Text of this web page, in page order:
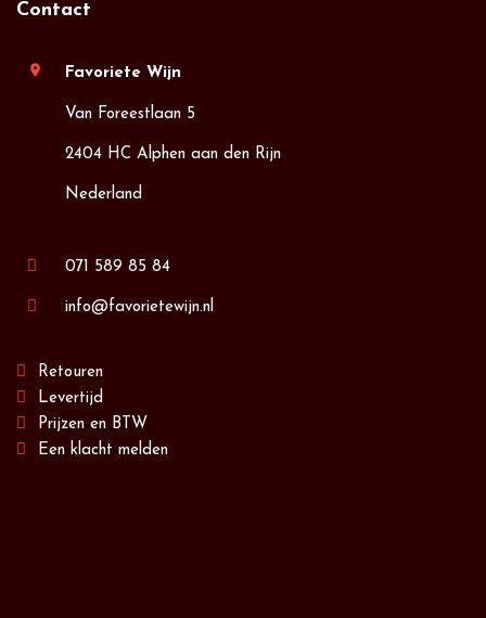
Contact
location_on Favoriete Wijn
Van Foreestlaan 5
2404 HC Alphen aan den Rijn
Nederland
071 589 85 84
info@favorietewijn.nl
Retouren
Levertijd
Prijzen en BTW
Een klacht melden